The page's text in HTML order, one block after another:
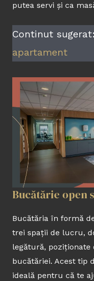
putea servi și ca
Continut sugerat:
apartament
Bucătărie open
Bucătăria în formă
trei spații de lucru,
legătură,
bucătăriei. Acest tip
ideală pentru că te